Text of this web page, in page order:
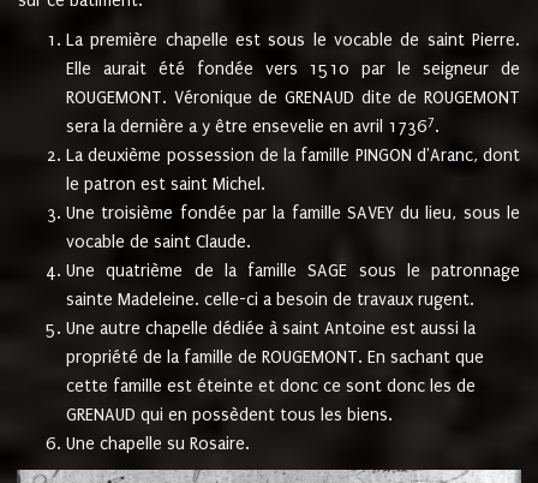
La première chapelle est sous le vocable de saint Pierre.
Elle aurait été fondée vers 1510 par le seigneur de
ROUGEMONT. Véronique de GRENAUD dite de ROUGEMONT
sera la dernière a y être ensevelie en avril 17367.
La deuxième possession de la famille PINGON d'Aranc, dont
le patron est saint Michel.
Une troisième fondée par la famille SAVEY du lieu, sous le
vocable de saint Claude.
Une quatrième de la famille SAGE sous le patronnage
sainte Madeleine. celle-ci a besoin de travaux rugent.
Une autre chapelle dédiée à saint Antoine est aussi la
propriété de la famille de ROUGEMONT. En sachant que
cette famille est éteinte et donc ce sont donc les de
GRENAUD qui en possèdent tous les biens.
Une chapelle su Rosaire.